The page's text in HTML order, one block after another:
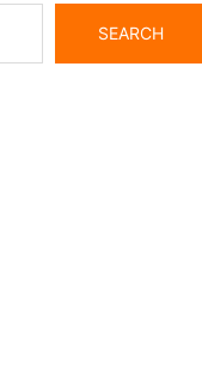
SEARCH